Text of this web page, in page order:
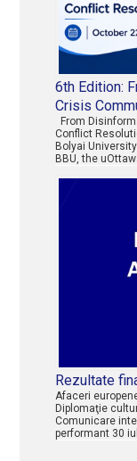
6th Edition:
Crisis
From
Conflict
Bolyai
BBU, the
Rezultate
Afaceri
Diplomaţie
Comunicare
performant 30